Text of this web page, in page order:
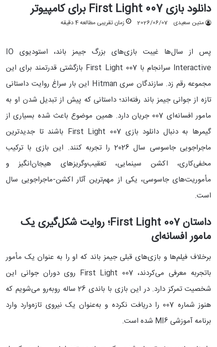
دانلود بازی 007 First Light برای کامپیوتر
متین سعیدی 2026/06/07 زمان تقریبی مطالعه 4 دقیقه
پس از سال‌ها غیبت بازی‌های بزرگ جیمز باند، استودیوی IO
Interactive سرانجام با 007 First Light بازگشتی قدرتمند برای این
مجموعه رقم زد. سازندگان سری Hitman این بار سراغ روایت داستانی
تازه از جوانی جیمز باند رفته‌اند؛ داستانی که پیش از تبدیل شدن او به
مامور افسانه‌ای 007 جریان دارد. همین موضوع باعث شده بسیاری از
گیمرها به دنبال دانلود بازی 007 First Light باشند تا جدیدترین
ماجراجویی جاسوسی سال 2026 را تجربه کنند. این بازی با ترکیب
مخفی‌کاری، اکشن سینمایی، تعقیب‌وگریزهای هیجان‌انگیز و
مأموریت‌های جاسوسی، یکی از مهم‌ترین آثار اکشن-ماجراجویی سال
است.
داستان 007 First Light؛ روایت شکل‌گیری یک
مامور افسانه‌ای
برخلاف فیلم‌ها و بازی‌های قبلی جیمز باند که او را به عنوان یک مأمور
باتجربه معرفی می‌کردند، 007 First Light روی دوران جوانی این
شخصیت تمرکز دارد. در این بازی با باندی 26 ساله روبه‌رو می‌شویم که
هنوز شماره 007 را دریافت نکرده و به‌عنوان یک نیروی تازه‌وارد وارد
برنامه آموزشی MI6 شده است.